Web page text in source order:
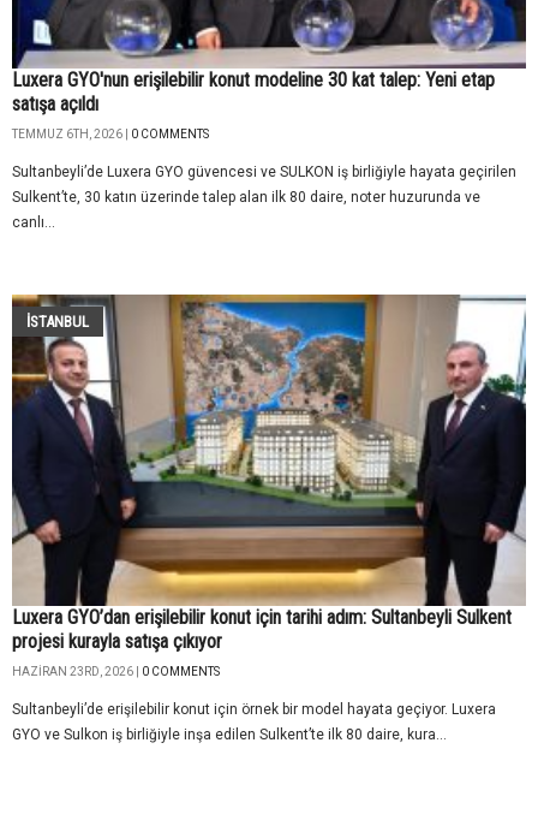
Luxera GYO'nun erişilebilir konut modeline 30 kat talep: Yeni etap
satışa açıldı
TEMMUZ 6TH, 2026 | 0 COMMENTS
Sultanbeyli’de Luxera GYO güvencesi ve SULKON iş birliğiyle hayata geçirilen
Sulkent’te, 30 katın üzerinde talep alan ilk 80 daire, noter huzurunda ve
canlı...
İSTANBUL
Luxera GYO’dan erişilebilir konut için tarihi adım: Sultanbeyli Sulkent
projesi kurayla satışa çıkıyor
HAZIRAN 23RD, 2026 | 0 COMMENTS
Sultanbeyli’de erişilebilir konut için örnek bir model hayata geçiyor. Luxera
GYO ve Sulkon iş birliğiyle inşa edilen Sulkent’te ilk 80 daire, kura...